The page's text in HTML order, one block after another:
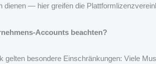
dienen — hier greifen die
Accounts beachten?
gelten besondere Einschränkungen: Viele